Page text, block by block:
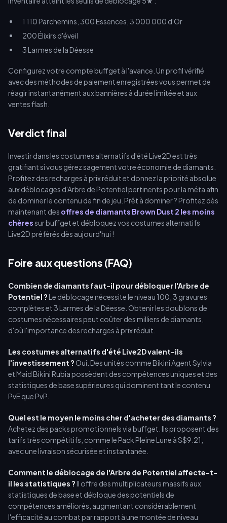
1 110 Parchemins, 300 Essences, 3 000 000 d'Or
200 Élixirs d'éveil
3 Larmes de la Déesse
Configurez votre compte buffget à l'avance. Un profil vérifié
avec des méthodes de paiement enregistrées vous permet de
réagir instantanément aux bannières à durée limitée et aux
ventes flash.
Verdict final
Investir dans les costumes alternatifs d'été Live2D est très
gratifiant si vous gérez sagement votre économie de diamants.
Profitez des recharges à prix réduit et donnez la priorité absolue
aux déblocages d'Arbre de Potentiel pertinents pour la méta afin
de dominer le contenu de fin de jeu. Prêt à dominer ? Profitez dès
maintenant des offres de diamants Brown Dust 2 les moins
chèressur buffget et débloquez vos costumes alternatifs
Live2D préférés dès aujourd'hui !
Foire aux questions (FAQ)
Combien de diamants faut-il pour débloquer l'Arbre de
Potentiel ?Le déblocage nécessite le niveau 100, 3 gravures
complètes et 3 Larmes de la Déesse. Obtenir les doublons de
costumes nécessaires peut coûter des milliers de diamants,
d'où l'importance des recharges à prix réduit.
Les costumes alternatifs d'été Live2D valent-ils
l'investissement ? Oui. Des unités comme Bikini Agent Sylvia
et Maid Bikini Rubia possèdent des compétences uniques et des
statistiques de base supérieures qui dominent tant le contenu
PvE que PvP.
Quel est le moyen le moins cher d'acheter des diamants ?
Achetez des packs promotionnels via buffget. Ils proposent des
tarifs très compétitifs, comme le Pack Pleine Lune à S$9.21,
avec une livraison sécurisée et instantanée.
Comment le déblocage de l'Arbre de Potentiel affecte-t-
il les statistiques ?Il offre des multiplicateurs massifs aux
statistiques de base et débloque des potentiels de
compétences améliorés, augmentant considérablement
l'efficacité au combat par rapport à une montée de niveau